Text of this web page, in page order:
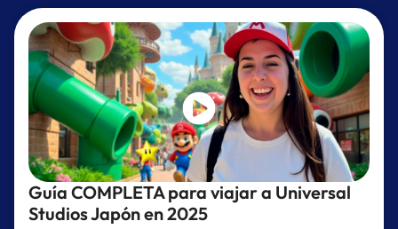
Guía COMPLETA para viajar a Universal
Studios Japón en 2025